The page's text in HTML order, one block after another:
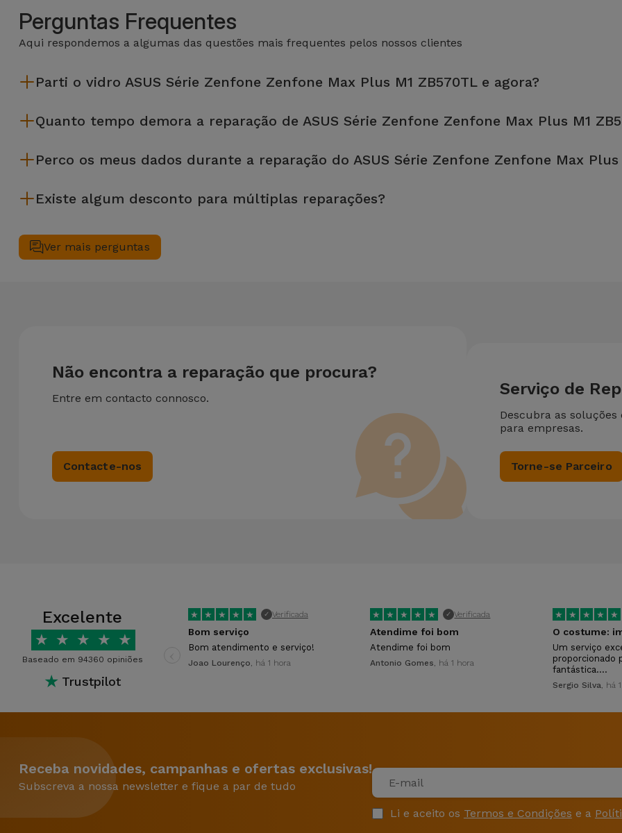
Perguntas Frequentes
Aqui respondemos a algumas das questões mais frequentes pelos nossos clientes
Parti o vidro ASUS Série Zenfone Zenfone Max Plus M1 ZB570TL e agora?
Quanto tempo demora a reparação de ASUS Série Zenfone Zenfone Max Plus M1
Perco os meus dados durante a reparação do ASUS Série Zenfone Zenfone Max Plus
precises de ajuda com a gestão de ficheiros.
Existe algum desconto para múltiplas reparações?
técnicas realizadas em simultâneo, aplicamos um desconto de 25% sobre o valor da reparação mais barata.
Ver mais perguntas
Não encontra a reparação que procura?
Entre em contacto connosco.
Contacte-nos
Serviço de
Descubra as
para empresas.
Torne-se Parceiro
Excelente
★ ★ ★ ★ ★
Baseado em 94360 opiniões
★ Trustpilot
★ ★ ★ ★ ★ ✓ Verificada
Bom serviço
Bom atendimento e serviço!
Joao Lourenço, há 1 hora
★ ★ ★ ★ ★ ✓ Verificada
Atendime foi bom
Atendime foi bom
Antonio Gomes, há 1 hora
★ ★ ★ ★ ★
O costume:
Um serviço
proporcionado
fantástica.…
Sergio Silva, há
Receba novidades, campanhas e ofertas exclusivas!
Subscreva a nossa newsletter e fique a par de tudo
Li e aceito os Termos e Condições e a